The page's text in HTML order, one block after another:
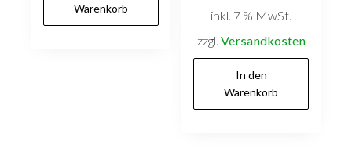
Warenkorb
inkl. 7 % MwSt.
zzgl. Versandkosten
In den
Warenkorb